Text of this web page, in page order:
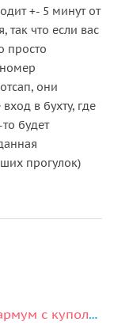
+- 5 минут от
так что если вас
просто
они
в бухту, где
будет
прогулок)
Роскошное ночное сафари в Аль-Мармум с куполом и наблюдением за звёздами